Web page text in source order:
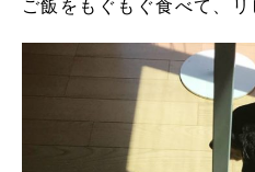
ご飯をもぐもぐ食べて、